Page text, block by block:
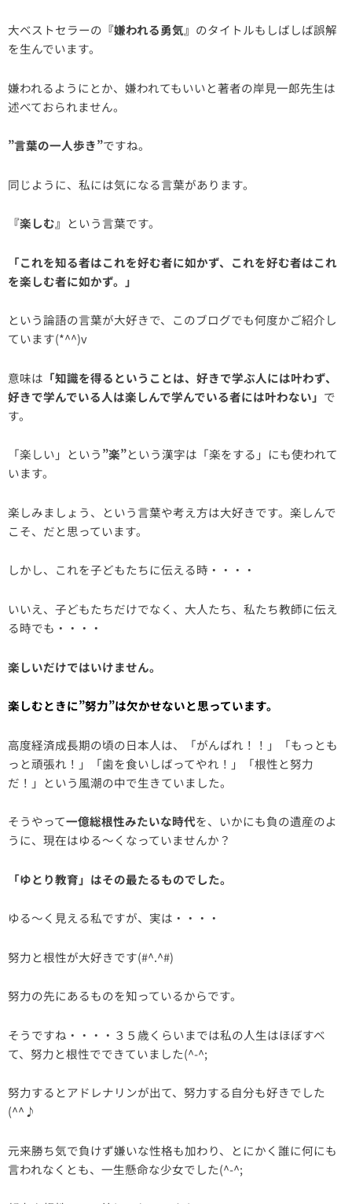
大ベストセラーの 『嫌われる勇気』 のタイトルもしばしば誤解
を生んでいます。
嫌われるようにとか、嫌われてもいいと著者の岸見一郎先生は
述べておられません。
”言葉の一人歩き”ですね。
同じように、私には気になる言葉があります。
『楽しむ』 という言葉です。
「これを知る者はこれを好む者に如かず、これを好む者はこれ
を楽しむ者に如かず。」
という論語の言葉が大好きで、このブログでも何度かご紹介し
ています(*^^)v
意味は 「知識を得るということは、好きで学ぶ人には叶わず、
好きで学んでいる人は楽しんで学んでいる者には叶わない」 で
す。
「楽しい」という”楽”という漢字は「楽をする」にも使われて
います。
楽しみましょう、という言葉や考え方は大好きです。楽しんで
こそ、だと思っています。
しかし、これを子どもたちに伝える時・・・・
いいえ、子どもたちだけでなく、大人たち、私たち教師に伝え
る時でも・・・・
楽しいだけではいけません。
楽しむときに”努力”は欠かせないと思っています。
高度経済成長期の頃の日本人は、「がんばれ！！」「もっとも
っと頑張れ！」「歯を食いしばってやれ！」「根性と努力
だ！」という風潮の中で生きていました。
そうやって一億総根性みたいな時代を、いかにも負の遺産のよ
うに、現在はゆる～くなっていませんか？
「ゆとり教育」はその最たるものでした。
ゆる～く見える私ですが、実は・・・・
努力と根性が大好きです(#^.^#)
努力の先にあるものを知っているからです。
そうですね・・・・３５歳くらいまでは私の人生はほぼすべ
て、努力と根性でできていました(^-^;
努力するとアドレナリンが出て、努力する自分も好きでした
(^^♪
元来勝ち気で負けず嫌いな性格も加わり、とにかく誰に何にも
言われなくとも、一生懸命な少女でした(^-^;